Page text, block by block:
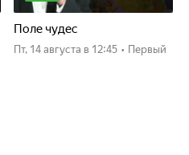
Поле чудес
пт, 14 августа в 12:45 • Первый